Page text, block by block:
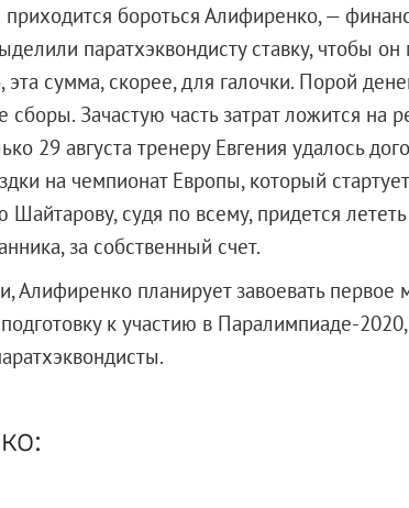
бороться Алифиренко, —
паратхэквондисту ставку, чтобы он
сумма, скорее, для галочки. Порой
Зачастую часть затрат ложится на
29 августа тренеру Евгения удалось
на чемпионат Европы, который
судя по всему, придется
за собственный счет.
Алифиренко планирует завоевать первое
к участию в Паралимпиаде-